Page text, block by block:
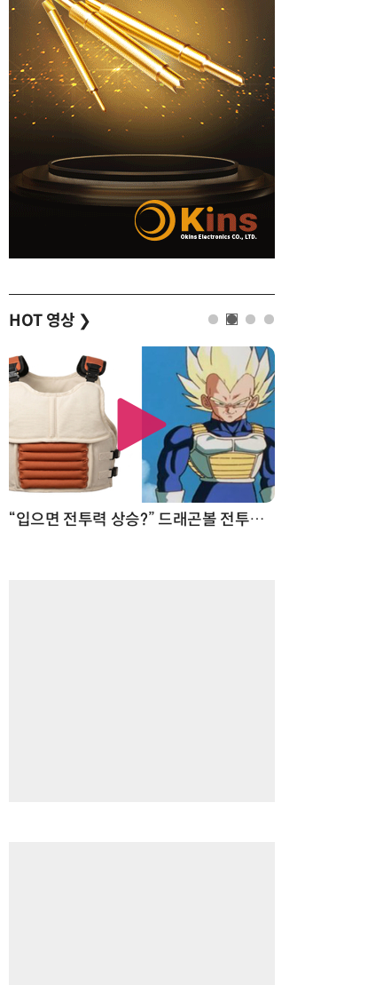
HOT 영상 ❯
“입으면 전투력 상승?” 드래곤볼 전투복 닮은 중량조끼